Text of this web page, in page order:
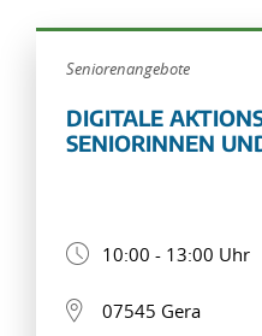
Seniorenangebote
DIGITALE
SENIORINNEN
10:00 - 13:00 Uhr
07545 Gera